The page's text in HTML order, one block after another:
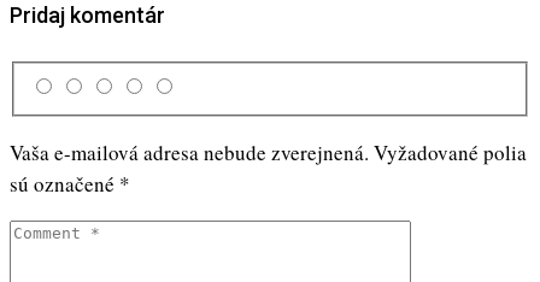
Pridaj komentár
Vaša e-mailová adresa nebude zverejnená. Vyžadované polia
sú označené *